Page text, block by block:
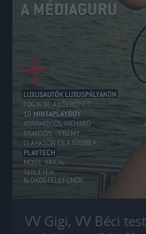
VV Gigi, VV Béci